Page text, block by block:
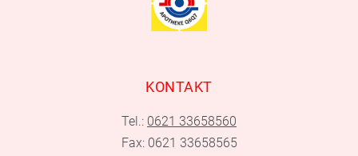
KONTAKT
Tel.: 0621 33658560
Fax: 0621 33658565